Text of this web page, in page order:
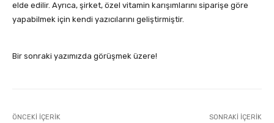
elde edilir. Ayrıca, şirket, özel vitamin karışımlarını siparişe göre
yapabilmek için kendi yazıcılarını geliştirmiştir.
Bir sonraki yazımızda görüşmek üzere!
ÖNCEKI İÇERIK SONRAKI İÇERIK